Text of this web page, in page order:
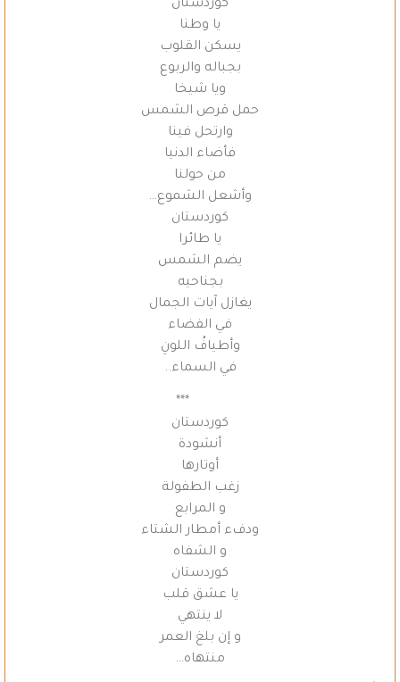
كوردستان
يا وطنا
يسكن القلوب
بجباله والربوع
ويا شيخا
حمل قرص الشمس
وارتحل فينا
فأضاء الدنيا
من حولنا
وأشعل الشموع…
كوردستان
يا طائرا
يضم الشمس
بجناحيه
يغازل آيات الجمال
في الفضاء
وأطيافُ اللونِ
في السماء..
***
كوردستان
أنشودة
أوتارها
زغب الطفولة
و المرابع
ودفء أمطار الشتاء
و الشفاه
كوردستان
يا عشق قلب
لا ينتهي
و إن بلغ العمر
منتهاه…